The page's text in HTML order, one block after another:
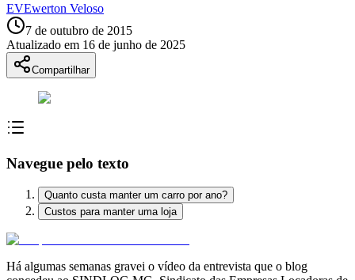
EVEwerton Veloso
7 de outubro de 2015
Atualizado em 16 de junho de 2025
Compartilhar
Navegue pelo texto
Quanto custa manter um carro por ano?
Custos para manter uma loja
Há algumas semanas gravei o vídeo da entrevista que o blog